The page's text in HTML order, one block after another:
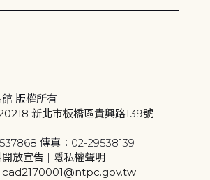
版權所有
新北市板橋區貴興路139號
傳真：02-29538139
放宣告 | 隱私權聲明
cad2170001@ntpc.gov.tw